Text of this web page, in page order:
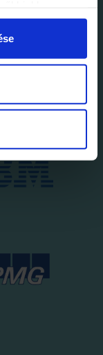
Adatkezelési